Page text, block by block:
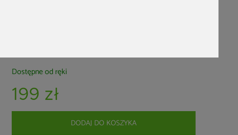
Dostępne od ręki
199 zł
DODAJ DO KOSZYKA